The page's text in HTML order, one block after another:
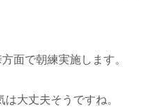
面で朝練実施します。
大丈夫そうですね。